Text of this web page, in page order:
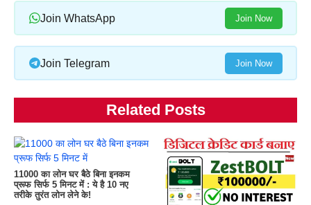
Join WhatsApp Join Now
Join Telegram Join Now
Related Posts
11000 का लोन घर बैठे बिना इनकम
प्रूफ सिर्फ 5 मिनट में : ये है 10 नए
तरीके तुरंत लोन लेने के!